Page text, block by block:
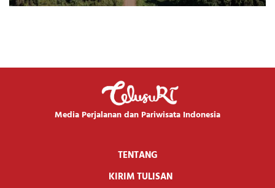
Media Perjalanan dan Pariwisata Indonesia
TENTANG
KIRIM TULISAN